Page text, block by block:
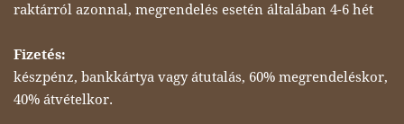
raktárról azonnal, megrendelés esetén általában 4-6 hét
Fizetés:
készpénz, bankkártya vagy átutalás, 60% megrendeléskor,
40% átvételkor.